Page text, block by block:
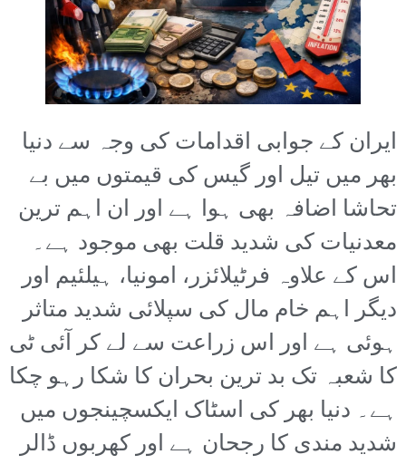
ایران کے جوابی اقدامات کی وجہ سے دنیا
بھر میں تیل اور گیس کی قیمتوں میں بے
تحاشا اضافہ بھی ہوا ہے اور ان اہم ترین
معدنیات کی شدید قلت بھی موجود ہے۔
اس کے علاوہ فرٹیلائزر، امونیا، ہیلئیم اور
دیگر اہم خام مال کی سپلائی شدید متاثر
ہوئی ہے اور اس زراعت سے لے کر آئی ٹی
کا شعبہ تک بد ترین بحران کا شکا رہو چکا
ہے۔ دنیا بھر کی اسٹاک ایکسچینجوں میں
شدید مندی کا رجحان ہے اور کھربوں ڈالر